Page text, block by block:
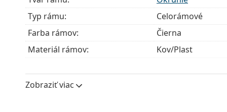
Typ rámu:
Celorámové
Farba rámov:
Čierna
Materiál rámov:
Kov/Plast
Šírka:
Zobraziť viac